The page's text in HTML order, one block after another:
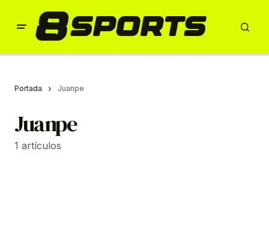
Portada Juanpe
Juanpe
1 artículos